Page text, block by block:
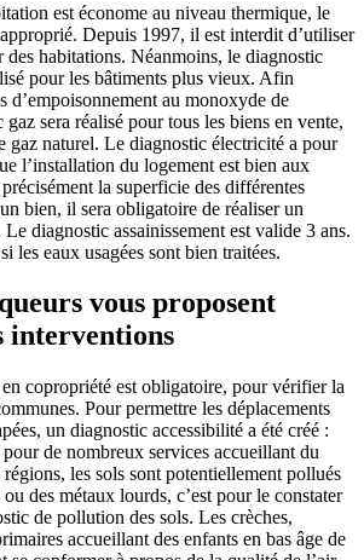
est économe au niveau thermique, le
Depuis 1997, il est interdit d’utiliser
des habitations. Néanmoins, le diagnostic
pour les bâtiments plus vieux. Afin
d’empoisonnement au monoxyde de
sera réalisé pour tous les biens en vente,
gaz naturel. Le diagnostic électricité a pour
l’installation du logement est bien aux
la superficie des différentes
bien, il sera obligatoire de réaliser un
diagnostic assainissement est valide 3 ans.
les eaux usagées sont bien traitées.
vous proposent
interventions
copropriété est obligatoire, pour vérifier la
Pour permettre les déplacements
un diagnostic accessibilité a été créé :
de nombreux services accueillant du
les sols sont potentiellement pollués
des métaux lourds, c’est pour le constater
de pollution des sols. Les crèches,
accueillant des enfants en bas âge de